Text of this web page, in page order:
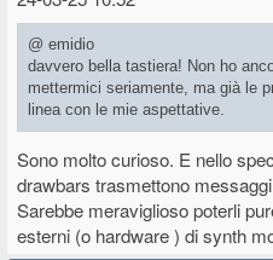
@ emidio
davvero bella tastiera! Non ho
mettermici seriamente, ma già le
linea con le mie aspettative.
Sono molto curioso. E nello
drawbars trasmettono
Sarebbe meraviglioso poterli
esterni (o hardware ) di synth